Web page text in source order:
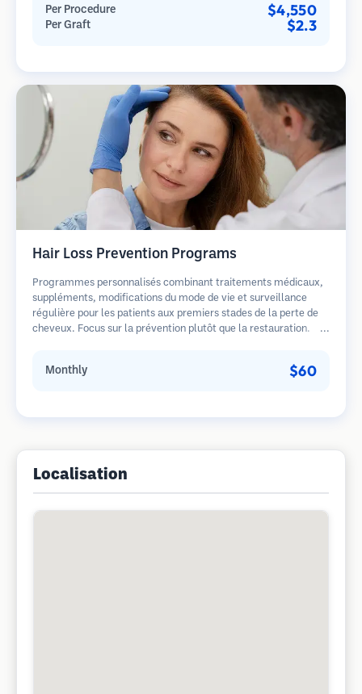
guérison plus rapide par rapport aux méthodes de prélèvement
en bandelette.
Per Procedure $4,550
Per Graft $2.3
Hair Loss Prevention Programs
Programmes personnalisés combinant traitements médicaux,
suppléments, modifications du mode de vie et surveillance
régulière pour les patients aux premiers stades de la perte de
cheveux. Focus sur la prévention plutôt que la restauration.
Monthly $60
Localisation